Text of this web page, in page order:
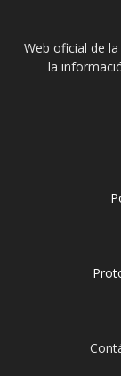
Web oficial de
la